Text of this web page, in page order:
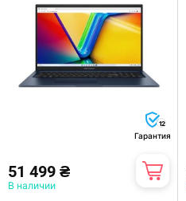
12
Гарантия
51 499 ₴
В наличии